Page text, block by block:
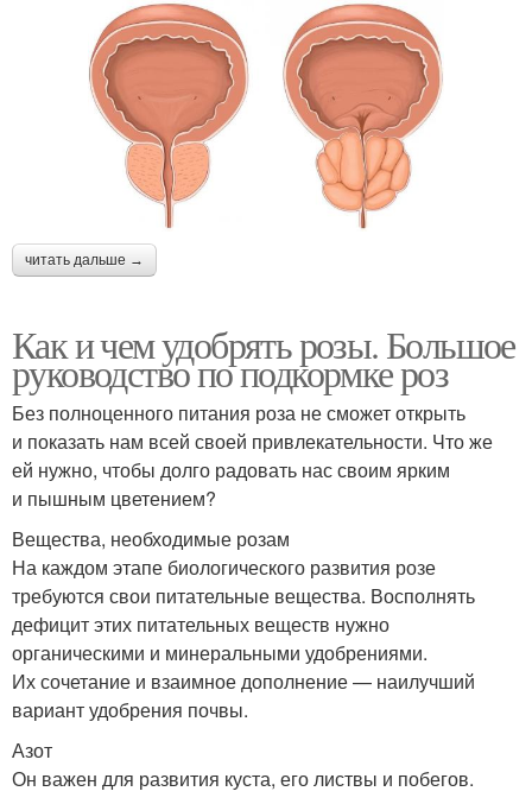
читать дальше →
Как и чем удобрять розы. Большое
руководство по подкормке роз
Без полноценного питания роза не сможет открыть
и показать нам всей своей привлекательности. Что же
ей нужно, чтобы долго радовать нас своим ярким
и пышным цветением?
Вещества, необходимые розам
На каждом этапе биологического развития розе
требуются свои питательные вещества. Восполнять
дефицит этих питательных веществ нужно
органическими и минеральными удобрениями.
Их сочетание и взаимное дополнение — наилучший
вариант удобрения почвы.
Азот
Он важен для развития куста, его листвы и побегов.